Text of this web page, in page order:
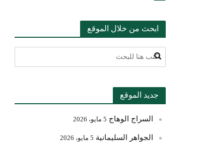
ابحث من خلال الموقع
جديد الموقع
السراج الوهاج 5 مايو، 2026
الجواهر السليمانية 5 مايو، 2026